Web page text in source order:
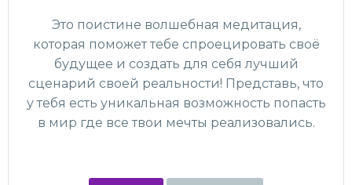
Это поистине волшебная медитация,
которая поможет тебе спроецировать своё
будущее и создать для себя лучший
сценарий своей реальности! Представь, что
у тебя есть уникальная возможность попасть
в мир где все твои мечты реализовались.